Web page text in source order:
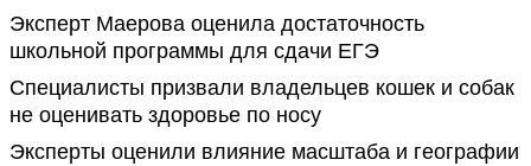
Эксперт Маерова оценила достаточность
школьной программы для сдачи ЕГЭ
Специалисты призвали владельцев кошек и собак
не оценивать здоровье по носу
Эксперты оценили влияние масштаба и географии